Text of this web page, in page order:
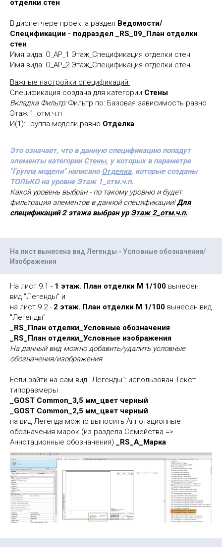
отделки стен
В диспетчере проекта раздел Ведомости/
Спецификации - подраздел _RS_09_План отделки
стен
Имя вида: О_АР_1 Этаж_Спецификация отделки стен
Имя вида: О_АР_2 Этаж_Спецификация отделки стен
Важные настройки спецификаций:
Спецификация создана для категории Стены
Вкладка Фильтр:Фильтр по: Базовая зависимость равно
Этаж 1_отм.ч.п
И(1): Группа модели равно Отделка
Это означает, что в данную спецификацию попадут
элементы категорииСтены, у которых в параметре
"Группа модели" написано Отделка, которые созданы
ТОЛЬКО на уровне Этаж 1_отм.ч.п.
Какой уровень выбран - по такому уровню и будет
фильтрация элементов в данной спецификации!Для
спецификаций 2 этажа выбран урЭтаж 2_отм.ч.п.
На лист вынесена вид Легенды - Условные обозначения/
Изображения
На лист 9.1 - 1 этаж. План отделки М 1/100 вынесен
вид "Легенды" и
на лист 9.2 - 2 этаж. План отделки М 1/100 вынесен вид
"Легенды"
_RS_План отделки_Условные обозначения
_RS_План отделки_Условные изображения
На данный вид можно добавить/удалить условные
обозначения/изображения
Если зайти на сам вид "Легенды": использован Текст
типоразмеры
_GOST Common_3,5 мм_цвет черный
_GOST Common_2,5 мм_цвет черный
на вид Легенда можно выносить Аннотационные
обозначения марок (из раздела Семейства =>
Аннотационные обозначения)
_RS_A_Марка